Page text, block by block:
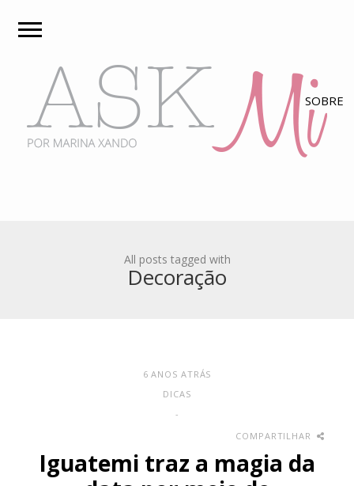
All posts tagged with
Decoração
6 ANOS ATRÁS
DICAS
-
COMPARTILHAR
Iguatemi traz a magia da